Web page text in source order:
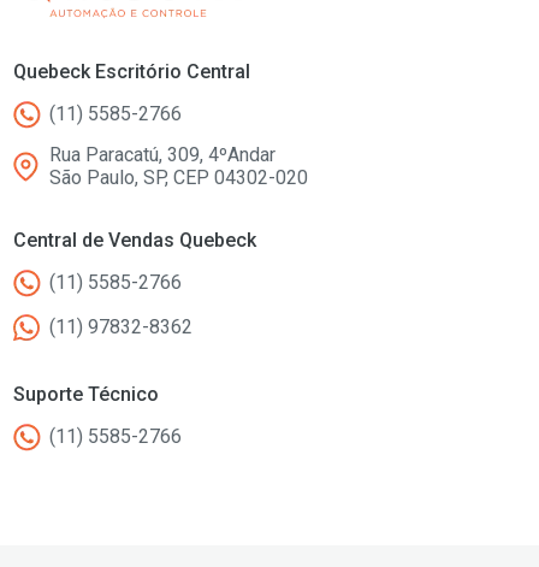
Quebeck Escritório Central
(11) 5585-2766
Rua Paracatú, 309, 4ºAndar
São Paulo, SP, CEP 04302-020
Central de Vendas Quebeck
(11) 5585-2766
(11) 97832-8362
Suporte Técnico
(11) 5585-2766